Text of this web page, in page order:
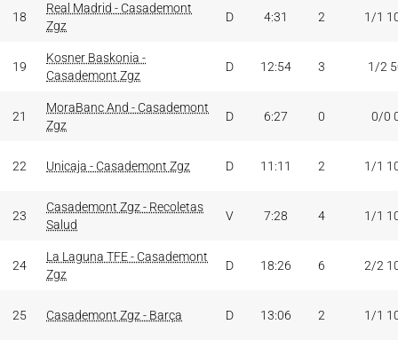
18
Real Madrid - Casademont
Zgz
D 4:31 2 1/1
19
Kosner Baskonia -
Casademont Zgz
D 12:54 3 1/2
21
MoraBanc And - Casademont
Zgz
D 6:27 0 0/0
22 Unicaja - Casademont Zgz D 11:11 2 1/1
23
Casademont Zgz - Recoletas
Salud
V 7:28 4 1/1
24
La Laguna TFE - Casademont
Zgz
D 18:26 6 2/2
25 Casademont Zgz - Barça D 13:06 2 1/1